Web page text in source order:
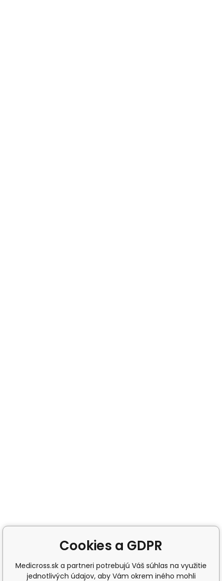
Cookies a GDPR
Medicross.sk a partneri potrebujú Váš súhlas na využitie
jednotlivých údajov, aby Vám okrem iného mohli